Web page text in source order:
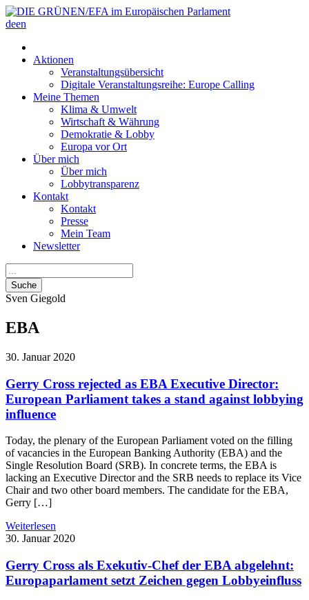
deen
Aktionen
Veranstaltungsübersicht
Digitale Veranstaltungsreihe: Europe Calling
Meine Themen
Klima & Umwelt
Wirtschaft & Währung
Demokratie & Lobby
Europa vor Ort
Über mich
Über mich
Lobbytransparenz
Kontakt
Kontakt
Presse
Mein Team
Newsletter
Suche
Sven Giegold
EBA
30. Januar 2020
Gerry Cross rejected as EBA Executive Director:
European Parliament takes a stand against lobbying
influence
Today, the plenary of the European Parliament voted on the filling
of vacancies in the European Banking Authority (EBA) and the
Single Resolution Board (SRB). In concrete terms, the EBA is
lacking an Executive Director and the SRB needs to replace its Vice
Chair and two other board members. The candidate for the EBA,
Gerry […]
Weiterlesen
30. Januar 2020
Gerry Cross als Exekutiv-Chef der EBA abgelehnt:
Europaparlament setzt Zeichen gegen Lobbyeinfluss